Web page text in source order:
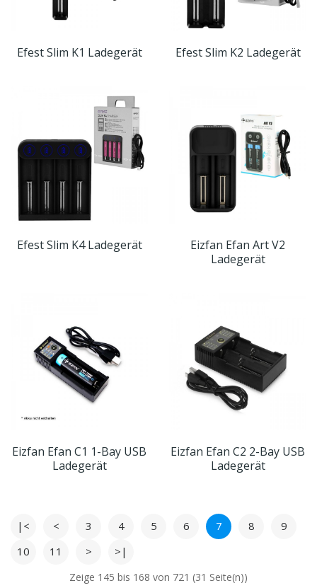
Efest Slim K1 Ladegerät Efest Slim K2 Ladegerät
Efest Slim K4 Ladegerät
Eizfan Efan Art V2
Ladegerät
Eizfan Efan C1 1-Bay USB
Ladegerät
Eizfan Efan C2 2-Bay USB
Ladegerät
|< < 3 4 5 6 7 8
9
10
11 > >|
Zeige 145 bis 168 von 721 (31 Seite(n))